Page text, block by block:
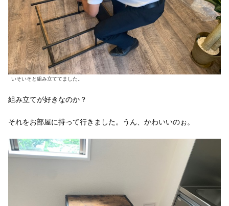
いそいそと組み立ててました。
組み立てが好きなのか？
それをお部屋に持って行きました。うん、かわいいのぉ。